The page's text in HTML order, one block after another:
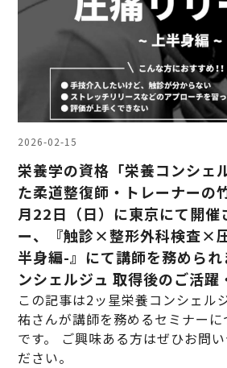
2026-02-15
栄養学の資格「栄養コンシェ
た柔道整復師・トレーナーの
月22日（日）に東京にて開催
ー、『触診×整形外科検査×
半身編-』にて講師を務めら
ンシェルジュ 取得後のご活躍
この記事は2ッ星栄養コンシェル
祐さんが講師を務めるセミナー
です。 ご興味ある方はぜひお問
ださい。